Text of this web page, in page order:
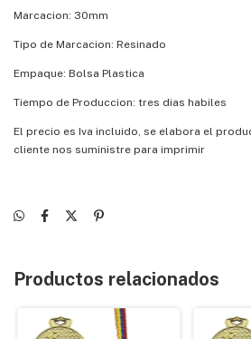
Marcacion: 30mm
Tipo de Marcacion: Resinado
Empaque: Bolsa Plastica
Tiempo de Produccion: tres dias habiles
El precio es Iva incluido, se elabora el
cliente nos suministre para imprimir
Productos relacionados